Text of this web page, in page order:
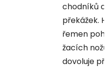
chodníků a
překážek.
řemen
žacích nožů
dovoluje při